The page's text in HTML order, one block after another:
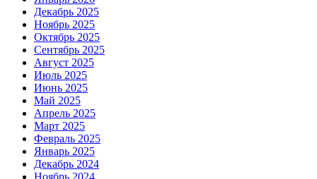
Декабрь 2025
Ноябрь 2025
Октябрь 2025
Сентябрь 2025
Август 2025
Июль 2025
Июнь 2025
Май 2025
Апрель 2025
Март 2025
Февраль 2025
Январь 2025
Декабрь 2024